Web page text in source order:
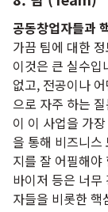
공동창업자들과
가끔 팀에 대한
이것은 큰 실수
없고, 전공이나
으로 자주 하는
이 이 사업을 가
을 통해 비즈니스
지를 잘 어필해야
바이저 등은 너무
자들을 비롯한 핵